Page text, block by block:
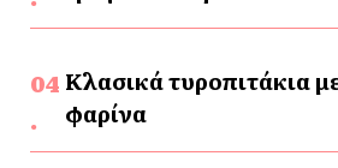
Κλασικά τυροπιτάκια
φαρίνα